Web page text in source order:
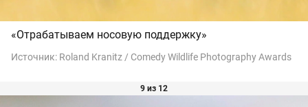
«Отрабатываем носовую поддержку»
Источник: Roland Kranitz / Comedy Wildlife Photography Awards
9 из 12